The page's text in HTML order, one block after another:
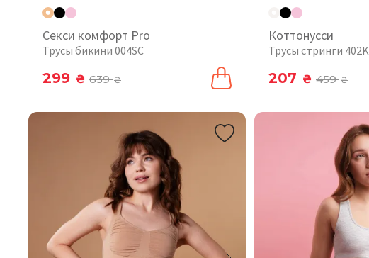
Секси комфорт Pro
Трусы бикини 004SC
299 ₴ 639₴
Коттонусси
Трусы стринги 402K
207 ₴ 459₴